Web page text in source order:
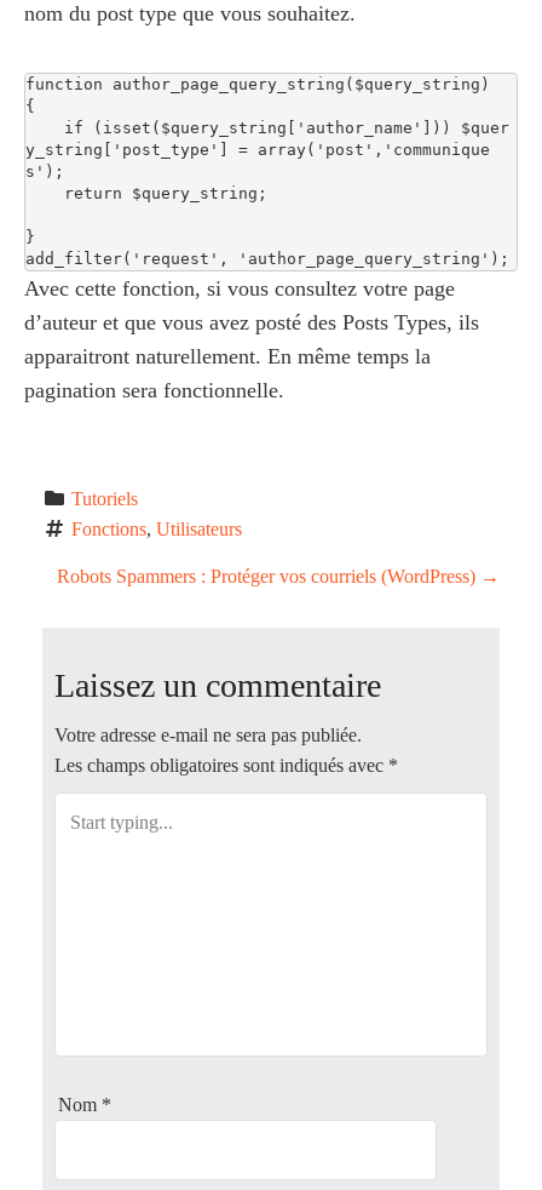
nom du post type que vous souhaitez.
function author_page_query_string($query_string)
{
y_string['post_type'] = array('post','communique
s');
}
add_filter('request', 'author_page_query_string');
Avec cette fonction, si vous consultez votre page
d’auteur et que vous avez posté des Posts Types, ils
apparaitront naturellement. En même temps la
pagination sera fonctionnelle.
Tutoriels
Fonctions, Utilisateurs
P
s
n
a
Robots Spammers : Protéger vos courriels (WordPress) →
Laissez un commentaire
Votre adresse e-mail ne sera pas publiée.
Les champs obligatoires sont indiqués avec *
Nom *